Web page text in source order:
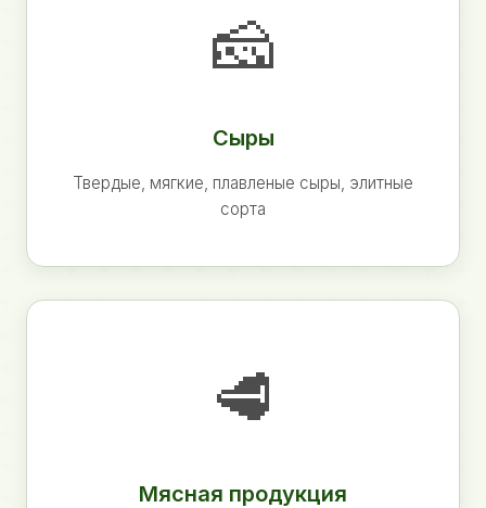
🧀
Сыры
Твердые, мягкие, плавленые сыры, элитные
сорта
🥩
Мясная продукция